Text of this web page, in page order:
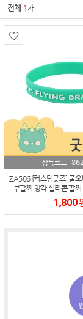
전체 1 개
상품코드 :
ZA506 [커스텀굿즈] 풀오
부팔찌 양각 실리콘 팔
1,800